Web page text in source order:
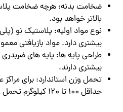
ضخامت بدنه: هرچه ضخامت
بالاتر خواهد بود.
نوع مواد اولیه: پلاستیک نو
بیشتری دارد. مواد بازیافتی
طراحی پایه ‌ها: پایه ‌های
بیشتری دارند.
تحمل وزن استاندارد: برای
حداقل 100 تا 120 کیلوگرم تحمل وزن داشته باشد.